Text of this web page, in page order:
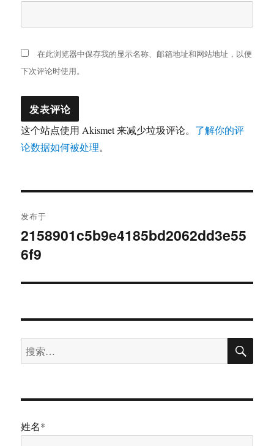
在此浏览器中保存我的显示名称、邮箱地址和网站地址，以便
下次评论时使用。
这个站点使用 Akismet 来减少垃圾评论。 了解你的评
论数据如何被处理。
章
导
航
发布于
2158901c5b9e4185bd2062dd3e55
6f9
搜
索：
搜
姓名*